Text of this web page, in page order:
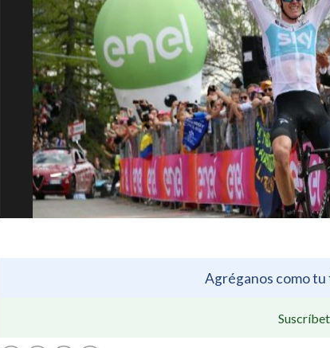
Agréganos como